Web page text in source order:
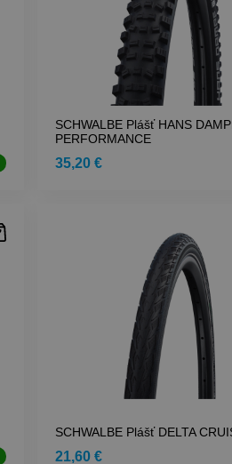
SCHWALBE Plášť HANS
PERFORMANCE
35,20 €
SCHWALBE Plášť DELTA
21,60 €